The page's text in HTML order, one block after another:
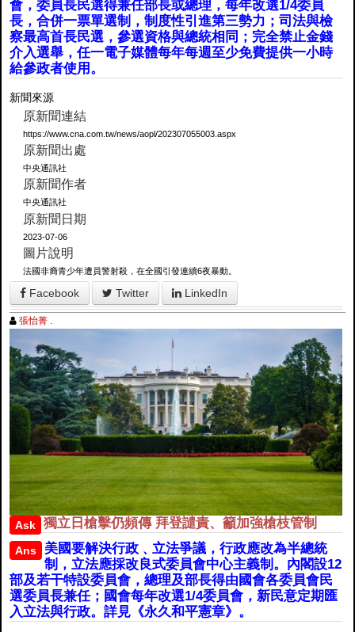
會，委員長民選得兼任部長或總理，每年改選1/4委員
長，合併一票單選制，制度性引進第三勢力；司法與檢
察最高首長民選，參選資格與總統相同；完全禁止金錢
介入選舉，任一電子媒體每年每週至少免費提供一小時
給參政者使用。
新聞來源
原新聞連結
https://www.cna.com.tw/news/aopl/202307055003.aspx
原新聞出處
中央通訊社
原新聞作者
中央通訊社
原新聞日期
2023-07-06
圖片說明
法國非裔青少年遭員警射殺，在全國引發連續6夜暴動。
Facebook Twitter LinkedIn
張怡菁 .
Ask 獨立日槍擊仍頻傳 拜登譴責、籲加強槍枝管制
Ans
美國要解決行政﹑立法爭議，行政應改為半總統
制，立法應採改良式委員會中心主義制。內閣設12
部及若干特設委員會，總理及部長得由國會各委員會民
選委員長兼任；國會每年改選1/4委員會，新民意定期匯
入立法與行政。詳見《永久和平憲章》。